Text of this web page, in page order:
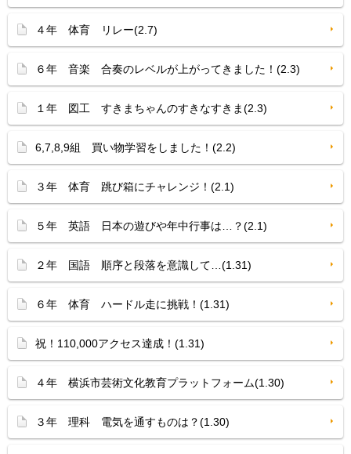
４年 体育 リレー(2.7)
６年 音楽 合奏のレベルが上がってきました！(2.3)
１年 図工 すきまちゃんのすきなすきま(2.3)
6,7,8,9組 買い物学習をしました！(2.2)
３年 体育 跳び箱にチャレンジ！(2.1)
５年 英語 日本の遊びや年中行事は…？(2.1)
２年 国語 順序と段落を意識して…(1.31)
６年 体育 ハードル走に挑戦！(1.31)
祝！110,000アクセス達成！(1.31)
４年 横浜市芸術文化教育プラットフォーム(1.30)
３年 理科 電気を通すものは？(1.30)